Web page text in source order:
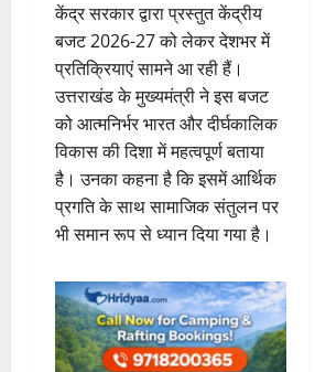
केंद्र सरकार द्वारा प्रस्तुत केंद्रीय
बजट 2026-27 को लेकर देशभर में
प्रतिक्रियाएं सामने आ रही हैं।
उत्तराखंड के मुख्यमंत्री ने इस बजट
को आत्मनिर्भर भारत और दीर्घकालिक
विकास की दिशा में महत्वपूर्ण बताया
है। उनका कहना है कि इसमें आर्थिक
प्रगति के साथ सामाजिक संतुलन पर
भी समान रूप से ध्यान दिया गया है।